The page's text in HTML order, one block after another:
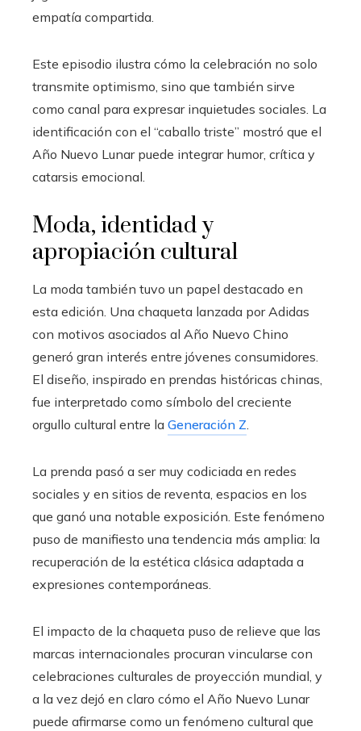
empatía compartida.
Este episodio ilustra cómo la celebración no solo
transmite optimismo, sino que también sirve
como canal para expresar inquietudes sociales. La
identificación con el “caballo triste” mostró que el
Año Nuevo Lunar puede integrar humor, crítica y
catarsis emocional.
Moda, identidad y
apropiación cultural
La moda también tuvo un papel destacado en
esta edición. Una chaqueta lanzada por Adidas
con motivos asociados al Año Nuevo Chino
generó gran interés entre jóvenes consumidores.
El diseño, inspirado en prendas históricas chinas,
fue interpretado como símbolo del creciente
orgullo cultural entre la Generación Z.
La prenda pasó a ser muy codiciada en redes
sociales y en sitios de reventa, espacios en los
que ganó una notable exposición. Este fenómeno
puso de manifiesto una tendencia más amplia: la
recuperación de la estética clásica adaptada a
expresiones contemporáneas.
El impacto de la chaqueta puso de relieve que las
marcas internacionales procuran vincularse con
celebraciones culturales de proyección mundial, y
a la vez dejó en claro cómo el Año Nuevo Lunar
puede afirmarse como un fenómeno cultural que